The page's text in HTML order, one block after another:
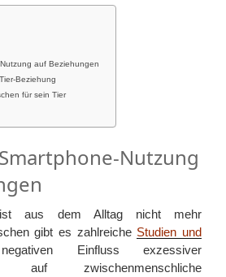
auf Beziehungen
Beziehung
für sein Tier
Nutzung
ist aus dem Alltag nicht mehr
gibt es zahlreiche Studien und
Einfluss exzessiver
auf zwischenmenschliche